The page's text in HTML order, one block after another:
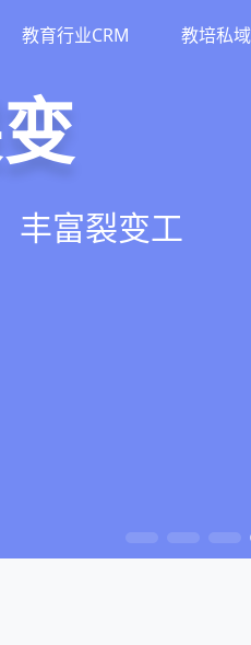
教育行业CRM 教培私
化、教学到
擎
听转化分
、智能续
丰富裂变工